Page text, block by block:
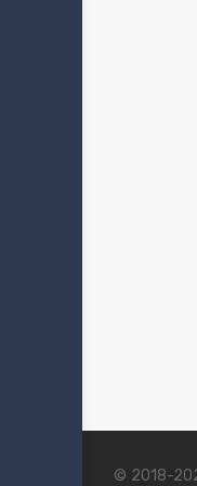
© 2018-